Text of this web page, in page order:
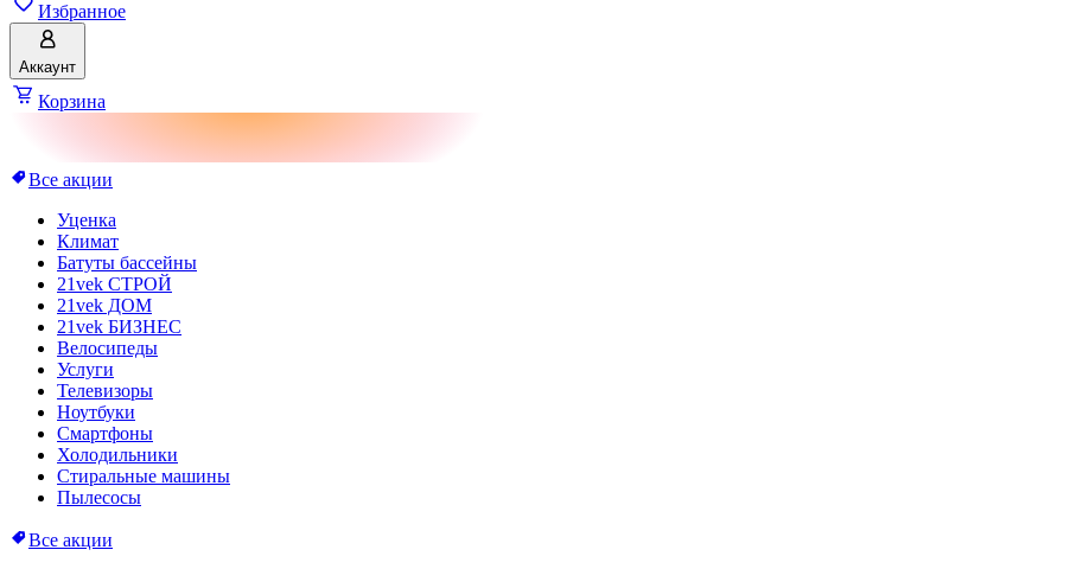
Избранное
Аккаунт
Корзина
Все акции
Уценка
Климат
Батуты бассейны
21vek СТРОЙ
21vek ДОМ
21vek БИЗНЕС
Велосипеды
Услуги
Телевизоры
Ноутбуки
Смартфоны
Холодильники
Стиральные машины
Пылесосы
Все акции